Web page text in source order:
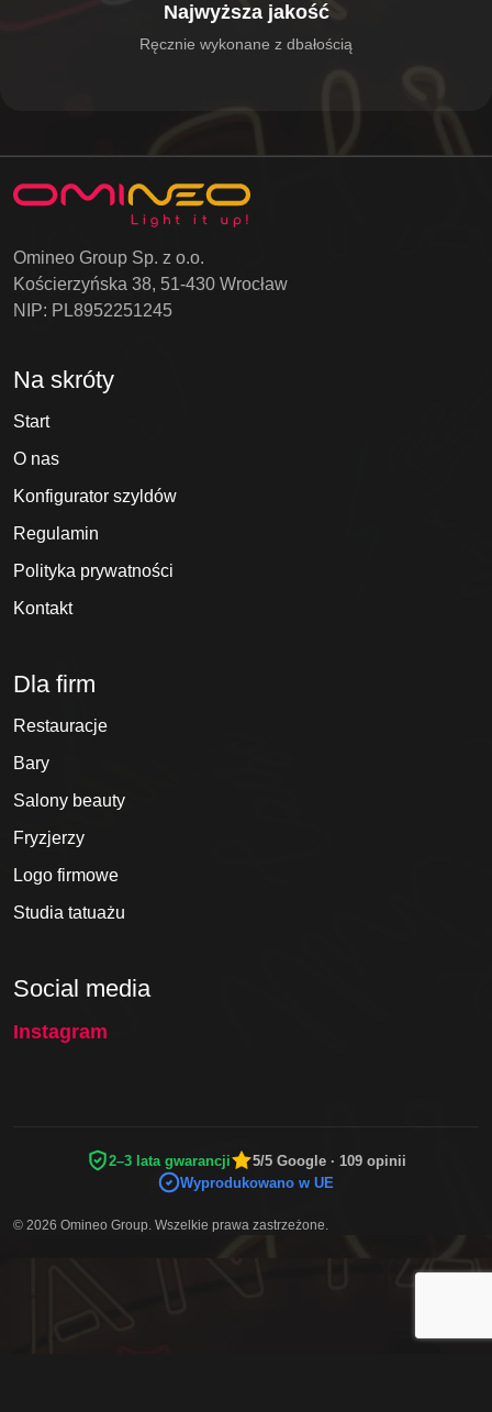
Najwyższa jakość
Ręcznie wykonane z dbałością
Omineo Group Sp. z o.o.
Kościerzyńska 38, 51-430 Wrocław
NIP: PL8952251245
Na skróty
Start
O nas
Konfigurator szyldów
Regulamin
Polityka prywatności
Kontakt
Dla firm
Restauracje
Bary
Salony beauty
Fryzjerzy
Logo firmowe
Studia tatuażu
Social media
Instagram
2–3 lata gwarancji
5/5 Google · 109 opinii
Wyprodukowano w UE
© 2026 Omineo Group. Wszelkie prawa zastrzeżone.